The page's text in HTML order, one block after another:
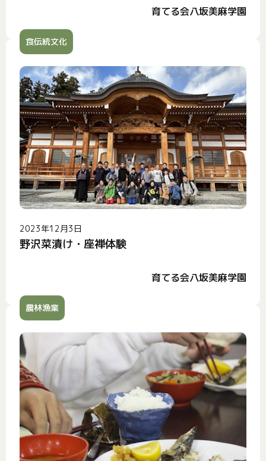
育てる会八坂美麻学園
食伝統文化
2023年12月3日
野沢菜漬け・座禅体験
育てる会八坂美麻学園
農林漁業